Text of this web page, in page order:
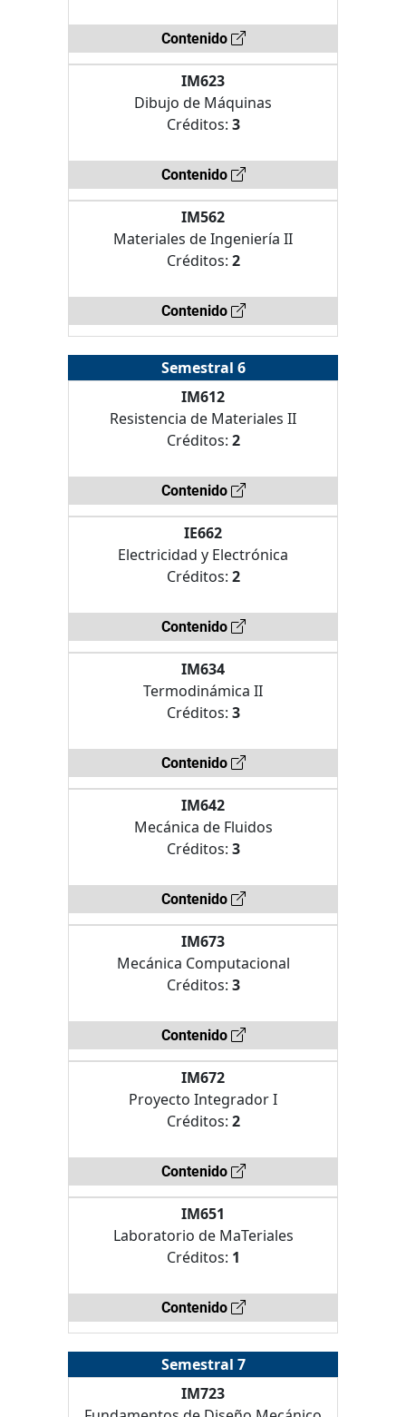
Contenido
IM623
Dibujo de Máquinas
Créditos: 3
Contenido
IM562
Materiales de Ingeniería II
Créditos: 2
Contenido
Semestral 6
IM612
Resistencia de Materiales II
Créditos: 2
Contenido
IE662
Electricidad y Electrónica
Créditos: 2
Contenido
IM634
Termodinámica II
Créditos: 3
Contenido
IM642
Mecánica de Fluidos
Créditos: 3
Contenido
IM673
Mecánica Computacional
Créditos: 3
Contenido
IM672
Proyecto Integrador I
Créditos: 2
Contenido
IM651
Laboratorio de MaTeriales
Créditos: 1
Contenido
Semestral 7
IM723